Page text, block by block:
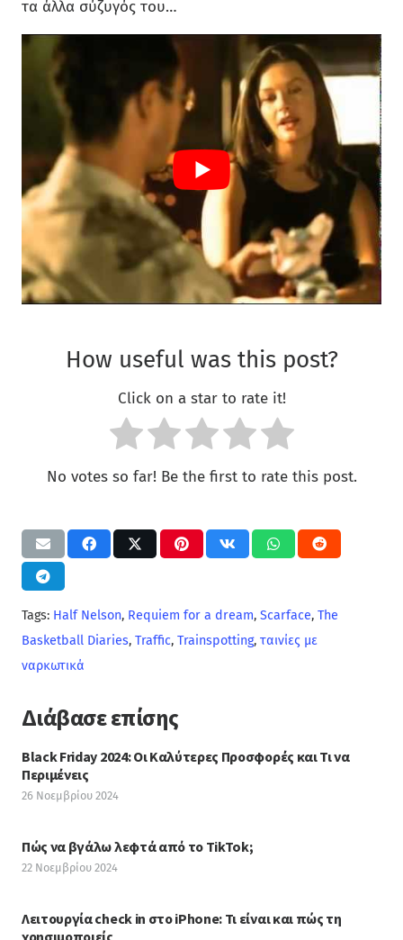
τα άλλα σύζυγός του…
How useful was this post?
Click on a star to rate it!
No votes so far! Be the first to rate this post.
Tags: Half Nelson, Requiem for a dream, Scarface, The
Basketball Diaries, Traffic, Trainspotting, ταινίες με
ναρκωτικά
Διάβασε επίσης
Black Friday 2024: Οι Καλύτερες Προσφορές και Τι να
Περιμένεις
26 Νοεμβρίου 2024
Πώς να βγάλω λεφτά από το TikTok;
22 Νοεμβρίου 2024
Λειτουργία check in στο iPhone: Τι είναι και πώς τη